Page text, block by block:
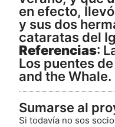
en efecto,
y sus dos
cataratas del
Referencias:
Los puentes
and the Whale.
Sumarse al
Si todavía no sos